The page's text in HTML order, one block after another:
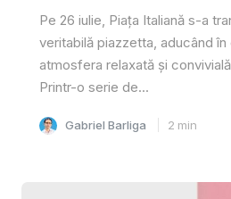
Pe 26 iulie, Piața Italiană s-a
veritabilă piazzetta, aducând
atmosfera relaxată și
Printr-o serie de...
Gabriel Barliga 2 min